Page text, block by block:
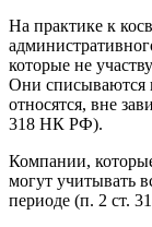
На практике к
которые не
Они списываются
относятся, вне
318 НК РФ).
Компании,
могут учитывать
периоде (п. 2 ст.